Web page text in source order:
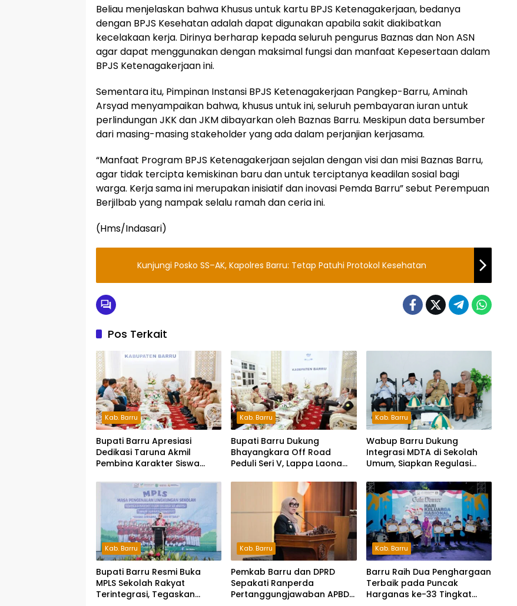
Beliau menjelaskan bahwa Khusus untuk kartu BPJS Ketenagakerjaan, bedanya
dengan BPJS Kesehatan adalah dapat digunakan apabila sakit diakibatkan
kecelakaan kerja. Dirinya berharap kepada seluruh pengurus Baznas dan Non ASN
agar dapat menggunakan dengan maksimal fungsi dan manfaat Kepesertaan dalam
BPJS Ketenagakerjaan ini.
Sementara itu, Pimpinan Instansi BPJS Ketenagakerjaan Pangkep-Barru, Aminah
Arsyad menyampaikan bahwa, khusus untuk ini, seluruh pembayaran iuran untuk
perlindungan JKK dan JKM dibayarkan oleh Baznas Barru. Meskipun data bersumber
dari masing-masing stakeholder yang ada dalam perjanjian kerjasama.
“Manfaat Program BPJS Ketenagakerjaan sejalan dengan visi dan misi Baznas Barru,
agar tidak tercipta kemiskinan baru dan untuk terciptanya keadilan sosial bagi
warga. Kerja sama ini merupakan inisiatif dan inovasi Pemda Barru” sebut Perempuan
Berjilbab yang nampak selalu ramah dan ceria ini.
(Hms/Indasari)
Kunjungi Posko SS–AK, Kapolres Barru: Tetap Patuhi Protokol Kesehatan
Pos Terkait
Kab. Barru
Bupati Barru Apresiasi
Dedikasi Taruna Akmil
Pembina Karakter Siswa
Kab. Barru
Bupati Barru Dukung
Bhayangkara Off Road
Peduli Seri V, Lappa Laona
Peserta
Kab. Barru
Wabup Barru Dukung
Integrasi MDTA di Sekolah
Umum, Siapkan Regulasi
Kab. Barru
Bupati Barru Resmi Buka
MPLS Sekolah Rakyat
Terintegrasi, Tegaskan
Kab. Barru
Pemkab Barru dan DPRD
Sepakati Ranperda
Pertanggungjawaban APBD
Kab. Barru
Barru Raih Dua Penghargaan
Terbaik pada Puncak
Harganas ke-33 Tingkat